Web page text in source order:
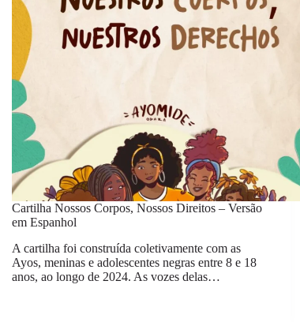
Cartilha Nossos Corpos, Nossos Direitos – Versão
em Espanhol
A cartilha foi construída coletivamente com as
Ayos, meninas e adolescentes negras entre 8 e 18
anos, ao longo de 2024. As vozes delas…